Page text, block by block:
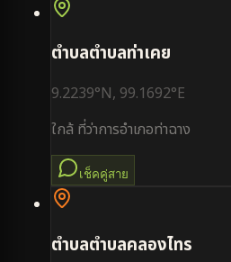
ตำบลตำบลท่าเคย
9.2239°N, 99.1692°E
ใกล้ ที่ว่าการอำเภอท่าฉาง
เช็คคู่สาย
ตำบลตำบลคลองไทร